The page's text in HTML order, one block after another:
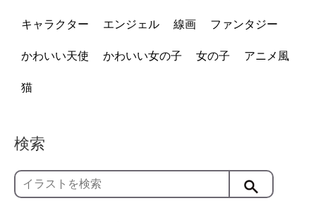
キャラクター エンジェル 線画 ファンタジー
かわいい天使 かわいい女の子 女の子 アニメ風
猫
検索